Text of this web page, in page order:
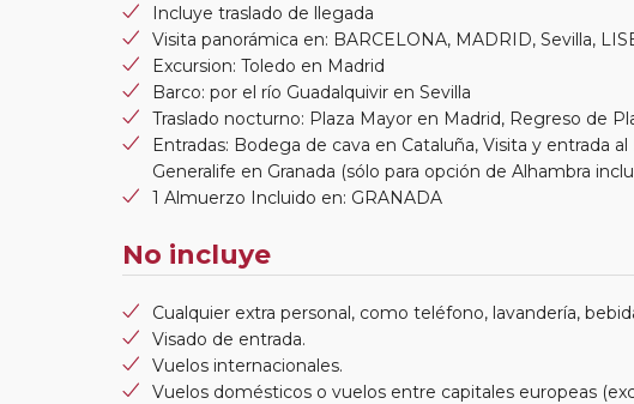
Incluye traslado de llegada
Visita panorámica en: BARCELONA, MADRID, Sevilla,
Excursion: Toledo en Madrid
Barco: por el río Guadalquivir en Sevilla
Traslado nocturno: Plaza Mayor en Madrid, Regreso de
Entradas: Bodega de cava en Cataluña, Visita y entrada
Generalife en Granada (sólo para opción de Alhambra
1 Almuerzo Incluido en: GRANADA
No incluye
Cualquier extra personal, como teléfono, lavandería,
Visado de entrada.
Vuelos internacionales.
Vuelos domésticos o vuelos entre capitales europeas